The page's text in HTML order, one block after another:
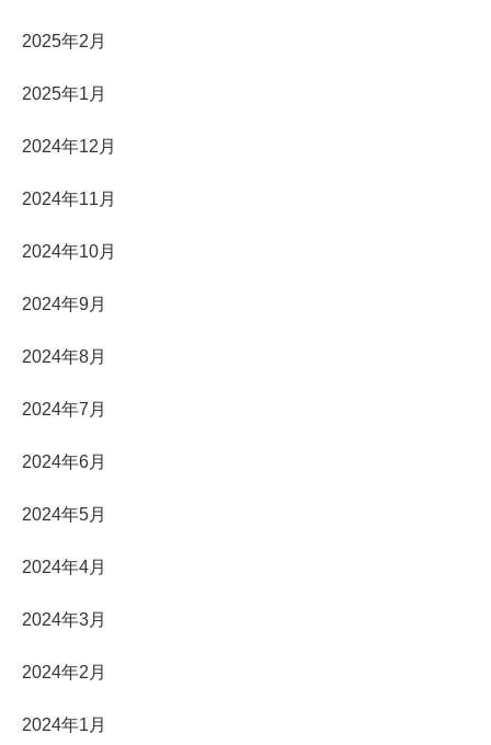
2025年2月
2025年1月
2024年12月
2024年11月
2024年10月
2024年9月
2024年8月
2024年7月
2024年6月
2024年5月
2024年4月
2024年3月
2024年2月
2024年1月